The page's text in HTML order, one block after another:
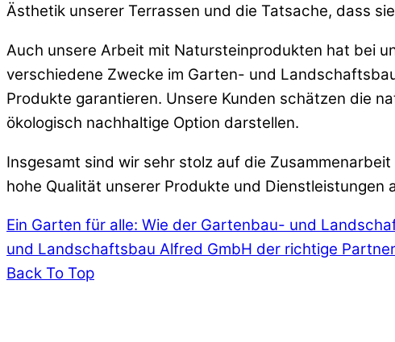
Ästhetik unserer Terrassen und die Tatsache, dass
Auch unsere Arbeit mit Natursteinprodukten hat bei
verschiedene Zwecke im Garten- und
Produkte garantieren. Unsere Kunden schätzen die
ökologisch nachhaltige Option darstellen.
Insgesamt sind wir sehr stolz auf die
hohe Qualität unserer Produkte und
Ein Garten für alle: Wie der Gartenbau- und
und Landschaftsbau Alfred GmbH der richtige
Back To Top